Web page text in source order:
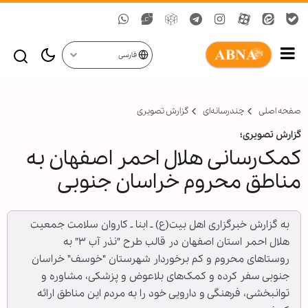
فارسی
صفحه اصلی چندرسانه‌ای گزارش تصويری
گزارش تصویری؛
کمک‌رسانی هلال احمر اصفهان به
مناطق محروم خراسان جنوبی
به گزارش خبرگزاری اهل بیت(ع) ـ ابنا ـ کاروان سلامت جمعیت
هلال احمر استان اصفهان در قالب طرح "نذر آب ۳" به
روستاهای محروم و کم برخوردار شهرستان "خوسف" خراسان
جنوبی سفر کرده و کمک‌های بلاعوض و پزشکی، مشاوره و
توانبخشی، فرهنگی و دارویی خود را به مردم این مناطق ارائه